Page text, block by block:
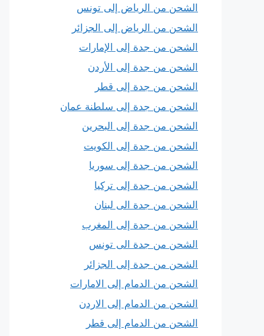
الشحن من الرياض إلى تونس
الشحن من الرياض إلى الجزائر
الشحن من جدة إلى الإمارات
الشحن من جدة إلى الأردن
الشحن من جدة إلى قطر
الشحن من جدة إلى سلطنة عمان
الشحن من جدة إلى البحرين
الشحن من جدة إلى الكويت
الشحن من جدة إلى سوريا
الشحن من جدة إلى تركيا
الشحن من جدة الى لبنان
الشحن من جدة إلى المغرب
الشحن من جدة الى تونس
الشحن من جدة إلى الجزائر
الشحن من الدمام إلى الامارات
الشحن من الدمام إلى الاردن
الشحن من الدمام إلى قطر